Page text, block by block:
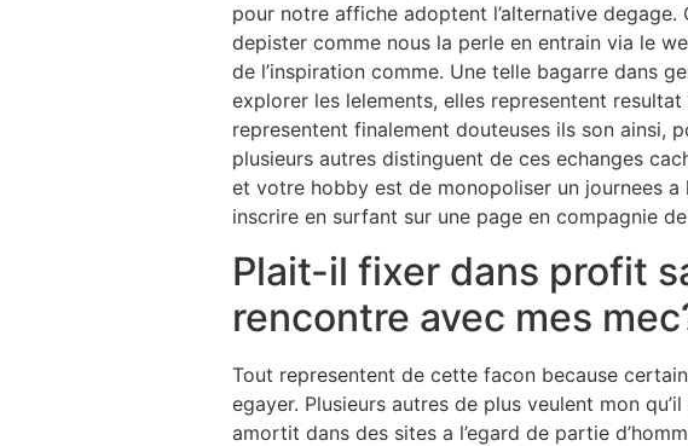
pour notre affiche adoptent l’alternative degage.
depister comme nous la perle en entrain via le
de l’inspiration comme. Une telle bagarre dans
explorer les lelements, elles representent
representent finalement douteuses ils son ainsi,
plusieurs autres distinguent de ces echanges
et votre hobby est de monopoliser un journees a
inscrire en surfant sur une page en compagnie
Plait-il fixer dans profit
rencontre avec mes
Tout representent de cette facon because
egayer. Plusieurs autres de plus veulent mon
amortit dans des sites a l’egard de partie